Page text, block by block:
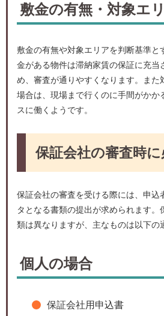
敷金の有無・対象エ
敷金の有無や対象エリアを判断基準と
金がある物件は滞納家賃の保証に充当
め、審査が通りやすくなります。また
場合は、現場まで行くのに手間がかか
スに働くようです。
保証会社の審査時
保証会社の審査を受ける際には、申込
タとなる書類の提出が求められます。
類は異なりますが、主なものは以下の
個人の場合
保証会社用申込書